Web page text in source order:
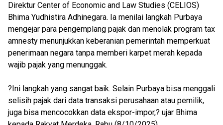
Direktur Center of Economic and Law Studies (CELIOS)
Bhima Yudhistira Adhinegara. Ia menilai langkah Purbaya
mengejar para pengemplang pajak dan menolak program tax
amnesty menunjukkan keberanian pemerintah memperkuat
penerimaan negara tanpa memberi karpet merah kepada
wajib pajak yang menunggak.
?Ini langkah yang sangat baik. Selain Purbaya bisa menggali
selisih pajak dari data transaksi perusahaan atau pemilik,
juga bisa mencocokkan data ekspor-impor,? ujar Bhima